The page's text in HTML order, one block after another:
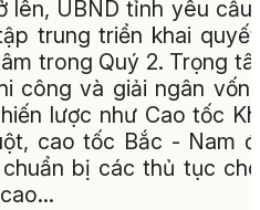
lên, UBND tỉnh yêu cầu
trung triển khai
trong Quý 2. Trọng
công và giải ngân vốn
lược như Cao tốc
cao tốc Bắc - Nam
bị các thủ tục